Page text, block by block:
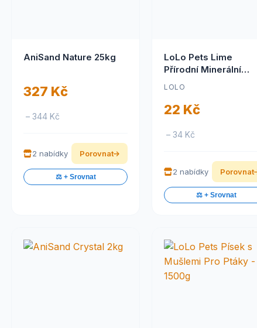
AniSand Nature 25kg
327 Kč
– 344 Kč
2 nabídky Porovnat
⚖️ + Srovnat
LoLo Pets Lime
Přírodní Minerální
Kámen pro Ptáky - 35
LOLO
22 Kč
– 34 Kč
2 nabídky Porovnat
⚖️ + Srovnat